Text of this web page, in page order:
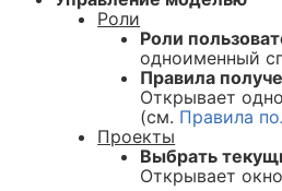
Роли
Роли
одноименный
Правила
Открывает
(см. Правила
Проекты
Выбрать
Открывает